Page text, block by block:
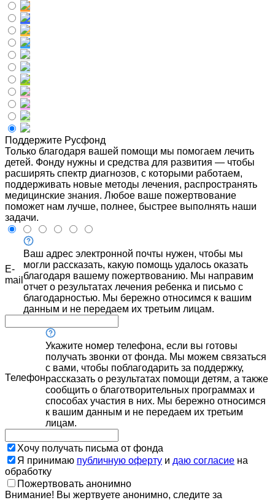
Поддержите Русфонд
Только благодаря вашей помощи мы помогаем лечить
детей. Фонду нужны и средства для развития — чтобы
расширять спектр диагнозов, с которыми работаем,
поддерживать новые методы лечения, распространять
медицинские знания. Любое ваше пожертвование
поможет нам лучше, полнее, быстрее выполнять наши
задачи.
E-
mail
Ваш адрес электронной почты нужен, чтобы мы
могли рассказать, какую помощь удалось оказать
благодаря вашему пожертвованию. Мы направим
отчет о результатах лечения ребенка и письмо с
благодарностью. Мы бережно относимся к вашим
данным и не передаем их третьим лицам.
Телефон
Укажите номер телефона, если вы готовы
получать звонки от фонда. Мы можем связаться
с вами, чтобы поблагодарить за поддержку,
рассказать о результатах помощи детям, а также
сообщить о благотворительных программах и
способах участия в них. Мы бережно относимся
к вашим данным и не передаем их третьим
лицам.
Хочу получать письма от фонда
Я принимаю публичную оферту и даю согласие на
обработку
Пожертвовать анонимно
Внимание! Вы жертвуете анонимно, следите за